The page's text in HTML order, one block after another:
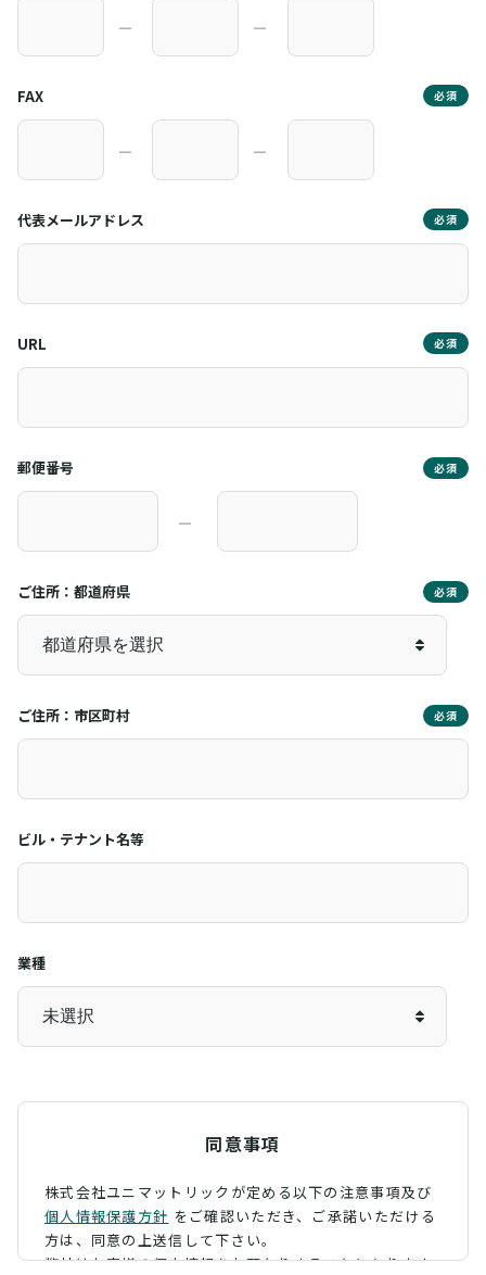
― ―
FAX 必須
― ―
代表メールアドレス 必須
URL 必須
郵便番号 必須
―
ご住所：都道府県 必須
ご住所：市区町村 必須
ビル・テナント名等
業種
同意事項
株式会社ユニマットリックが定める以下の注意事項及び
個人情報保護方針 をご確認いただき、 ご承諾いただける
方は、同意の上送信して下さい。
弊社はお客様の個人情報をお預かりすることになります